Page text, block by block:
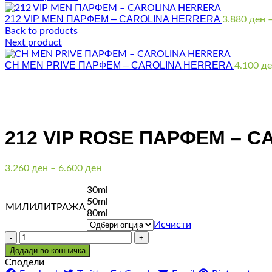
212 VIP MEN ПАРФЕМ – CAROLINA HERRERA3.880 ден –
Back to products
Next product
CH MEN PRIVE ПАРФЕМ – CAROLINA HERRERA4.100
212 VIP ROSE ПАРФЕМ –
3.260 ден – 6.600 ден
3.260 ден
through
6.600 ден
МИЛИЛИТРАЖА
30ml
50ml
80ml
Исчисти
Количина
Додади во кошничка
Сподели